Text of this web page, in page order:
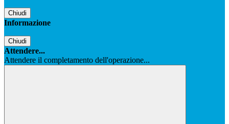
Chiudi
Informazione
Chiudi
Attendere...
Attendere il completamento dell'operazione...